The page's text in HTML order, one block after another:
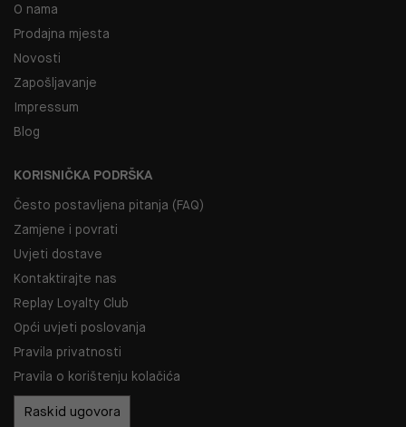
O nama
Prodajna mjesta
Novosti
Zapošljavanje
Impressum
Blog
KORISNIČKA PODRŠKA
Često postavljena pitanja (FAQ)
Zamjene i povrati
Uvjeti dostave
Kontaktirajte nas
Replay Loyalty Club
Opći uvjeti poslovanja
Pravila privatnosti
Pravila o korištenju kolačića
Raskid ugovora